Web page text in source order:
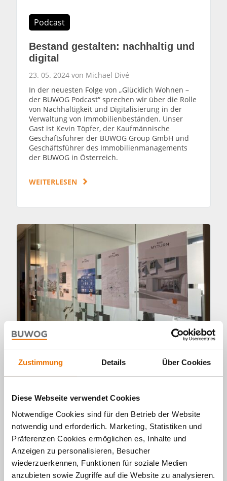
Zustimmung Details Über Cookies
Diese Webseite verwendet Cookies
Notwendige Cookies sind für den Betrieb der Website
notwendig und erforderlich. Marketing, Statistiken und
Präferenzen Cookies ermöglichen es, Inhalte und
Anzeigen zu personalisieren, Besucher
wiederzuerkennen, Funktionen für soziale Medien
anzubieten sowie Zugriffe auf die Website zu analysieren.
Podcast
Bestand gestalten: nachhaltig und
digital
23. 05. 2024 von Michael Divé
In der neuesten Folge von „Glücklich Wohnen –
der BUWOG Podcast“ sprechen wir über die Rolle
von Nachhaltigkeit und Digitalisierung in der
Verwaltung von Immobilienbeständen. Unser
Gast ist Kevin Töpfer, der Kaufmännische
Geschäftsführer der BUWOG Group GmbH und
Geschäftsführer des Immobilienmanagements
der BUWOG in Österreich.
WEITERLESEN
Panorama
Interne Tage der offenen Tür in der
BUWOG Projektentwicklung
12. 04. 2024 von BUWOG
Das Projektentwicklungs-Team der BUWOG
arbeitet mit Leidenschaft und Fachkenntnis
daran, innovative Konzepte effektiv umzusetzen
und hochwertige Immobilienprojekte zu